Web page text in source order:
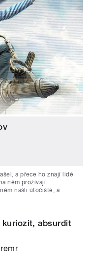
a přece ho znají lidé
něm prožívají
našli útočiště, a
absurdit